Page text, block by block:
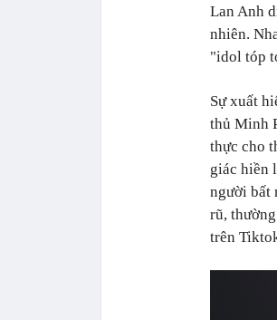
Lan Anh
nhiên.
"idol tóp
Sự xuất
thủ Minh
thực cho
giác hiền
người bất
rũ,
trên